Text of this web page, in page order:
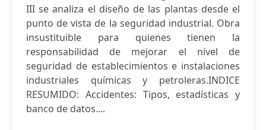
III se analiza el diseño de las plantas desde el
punto de vista de la seguridad industrial. Obra
insustituible para quienes tienen la
responsabilidad de mejorar el nivel de
seguridad de establecimientos e instalaciones
industriales químicas y petroleras.INDICE
RESUMIDO: Accidentes: Tipos, estadísticas y
banco de datos....